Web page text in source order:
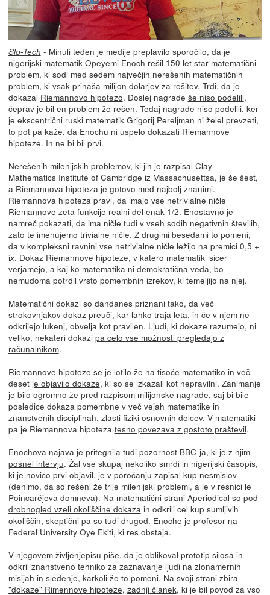
Slo-Tech - Minuli teden je medije preplavilo sporočilo, da je
nigerijski matematik Opeyemi Enoch rešil 150 let star matematični
problem, ki sodi med sedem največjih nerešenih matematičnih
problem, ki vsak prinaša milijon dolarjev za rešitev. Trdi, da je
dokazal Riemannovo hipotezo. Doslej nagrade še niso podelili,
čeprav je bil en problem že rešen. Tedaj nagrade niso podelili, ker
je ekscentrični ruski matematik Grigorij Pereljman ni želel prevzeti,
to pot pa kaže, da Enochu ni uspelo dokazati Riemannove
hipoteze. In ne bi bil prvi.
Nerešenih milenijskih problemov, ki jih je razpisal Clay
Mathematics Institute of Cambridge iz Massachusettsa, je še šest,
a Riemannova hipoteza je gotovo med najbolj znanimi.
Riemannova hipoteza pravi, da imajo vse netrivialne ničle
Riemannove zeta funkcije realni del enak 1/2. Enostavno je
namreč pokazati, da ima ničle tudi v vseh sodih negativnih številih,
zato te imenujemo trivialne ničle. Z drugimi besedami to pomeni,
da v kompleksni ravnini vse netrivialne ničle ležijo na premici 0,5 +
ix. Dokaz Riemannove hipoteze, v katero matematiki sicer
verjamejo, a kaj ko matematika ni demokratična veda, bo
nemudoma potrdil vrsto pomembnih izrekov, ki temeljijo na njej.
Matematični dokazi so dandanes priznani tako, da več
strokovnjakov dokaz preuči, kar lahko traja leta, in če v njem ne
odkrijejo lukenj, obvelja kot pravilen. Ljudi, ki dokaze razumejo, ni
veliko, nekateri dokazi pa celo vse možnosti pregledajo z
računalnikom.
Riemannove hipoteze se je lotilo že na tisoče matematiko in več
deset je objavilo dokaze, ki so se izkazali kot nepravilni. Zanimanje
je bilo ogromno že pred razpisom milijonske nagrade, saj bi bile
posledice dokaza pomembne v več vejah matematike in
znanstvenih disciplinah, zlasti fiziki osnovnih delcev. V matematiki
pa je Riemannova hipoteza tesno povezava z gostoto praštevil.
Enochova najava je pritegnila tudi pozornost BBC-ja, ki je z njim
posnel intervju. Žal vse skupaj nekoliko smrdi in nigerijski časopis,
ki je novico prvi objavil, je v poročanju zapisal kup nesmislov
(denimo, da so rešeni že trije milenijski problemi, a je v resnici le
Poincaréjeva domneva). Na matematični strani Aperiodical so pod
drobnogled vzeli okoliščine dokazain odkrili cel kup sumljivih
okoliščin, skeptični pa so tudi drugod. Enoche je profesor na
Federal University Oye Ekiti, ki res obstaja.
V njegovem življenjepisu piše, da je oblikoval prototip silosa in
odkril znanstveno tehniko za zaznavanje ljudi na zlonamernih
misijah in sledenje, karkoli že to pomeni. Na svoji strani zbira
"dokaze" Rimennove hipoteze, zadnji članek, ki je bil povod za vso